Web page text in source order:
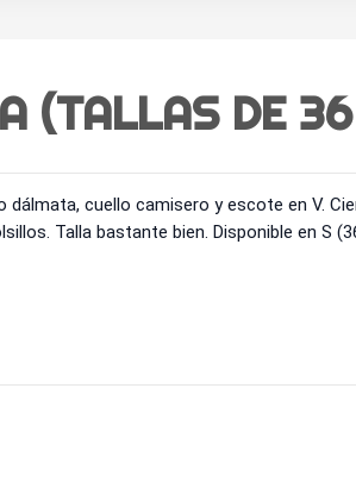
(TALLAS DE
cuello camisero y escote en V.
Talla bastante bien. Disponible en S